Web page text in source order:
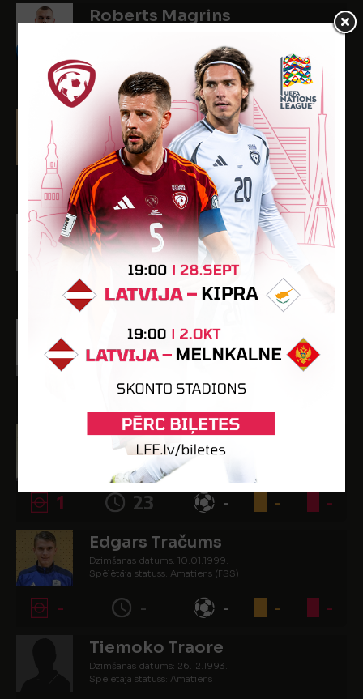
Roberts Magrins
Spēlētāja statuss: Amatieris (FSS)
1 3 -
Oļegs Obžigailo
Dzimšanas datums: 06.02.1999.
Spēlētāja statuss: Amatieris
3 64 - - -
Raivis Skrebels
Dzimšanas datums: 26.09.1999.
Spēlētāja statuss: Profesionālis (FSS)
22 1952 1 2 -
Iļja Ševčuks
Dzimšanas datums: 25.03.1998.
Spēlētāja statuss: Amatieris (FSS)
1458 3
Pāvels Tarasovs
Dzimšanas datums: 16.01.1988.
Spēlētāja statuss: Amatieris (FSS)
1 23 - - -
Edgars Tračums
Dzimšanas datums: 10.01.1999.
Spēlētāja statuss: Amatieris (FSS)
- - - - -
Tiemoko Traore
Dzimšanas datums: 26.12.1993.
Spēlētāja statuss: Amatieris